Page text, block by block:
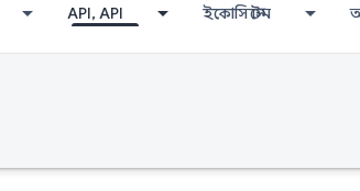
API, API ইকোসিস্টেম